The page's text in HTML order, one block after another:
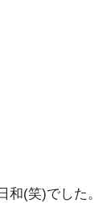
和(笑)でした。